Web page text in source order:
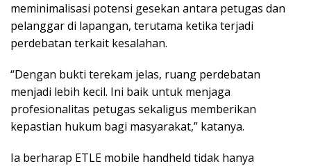
meminimalisasi potensi gesekan antara petugas dan
pelanggar di lapangan, terutama ketika terjadi
perdebatan terkait kesalahan.
“Dengan bukti terekam jelas, ruang perdebatan
menjadi lebih kecil. Ini baik untuk menjaga
profesionalitas petugas sekaligus memberikan
kepastian hukum bagi masyarakat,” katanya.
Ia berharap ETLE mobile handheld tidak hanya